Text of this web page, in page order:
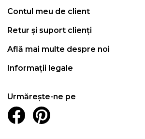
Contul meu de client
Retur și suport clienți
Află mai multe despre noi
Informații legale
Urmărește-ne pe